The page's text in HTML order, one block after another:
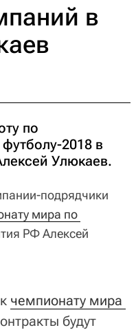
в
по
2018 в
Улюкаев.
подрядчики
мира по
РФ Алексей
чемпионату мира
будут